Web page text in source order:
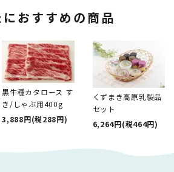
おすすめの商品
黒牛種カタロース す
き/しゃぶ用400g
3,888円(税288円)
くずまき高原乳製品
セット
6,264円(税464円)